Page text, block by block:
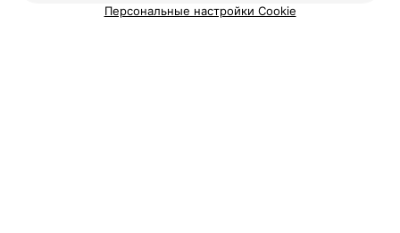
Персональные настройки Cookie